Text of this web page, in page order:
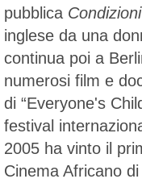
pubblica
inglese da una
continua poi a
numerosi film e
di “Everyone's
festival
2005 ha vinto il
Cinema Africano